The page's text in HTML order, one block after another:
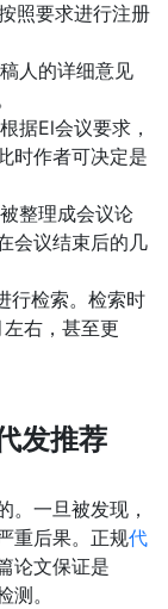
照要求进行注册
人的详细意见
据El会议要求，
时作者可决定是
整理成会议论
会议结束后的几
行检索。检索时
右，甚至更
发推荐
。一旦被发现，
重后果。正规代
论文保证是
。